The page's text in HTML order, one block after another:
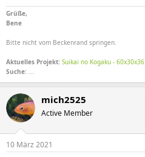
Grüße,
Bene
Bitte nicht vom Beckenrand springen.
Aktuelles Projekt: Suikai no Kogaku - 60x30x36
Suche: ...
mich2525
Active Member
10 März 2021